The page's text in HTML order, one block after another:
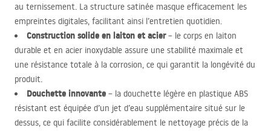
au ternissement. La structure satinée masque efficacement les
empreintes digitales, facilitant ainsi l’entretien quotidien.
Construction solide en laiton et acier– le corps en laiton
durable et en acier inoxydable assure une stabilité maximale et
une résistance totale à la corrosion, ce qui garantit la longévité du
produit.
Douchette innovante – la douchette légère en plastique ABS
résistant est équipée d’un jet d’eau supplémentaire situé sur le
dessus, ce qui facilite considérablement le nettoyage précis de la